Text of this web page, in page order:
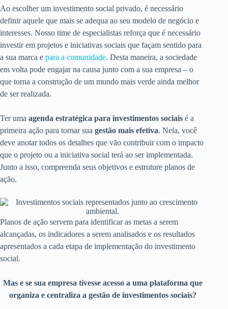
Ao escolher um investimento social privado, é necessário
definir aquele que mais se adequa ao seu modelo de negócio e
interesses. Nosso time de especialistas reforça que é necessário
investir em projetos e iniciativas sociais que façam sentido para
a sua marca e para a comunidade. Desta maneira, a sociedade
em volta pode engajar na causa junto com a sua empresa – o
que torna a construção de um mundo mais verde ainda melhor
de ser realizada.
Ter uma agenda estratégica para investimentos sociais é a
primeira ação para tornar sua gestão mais efetiva. Nela, você
deve anotar todos os detalhes que vão contribuir com o impacto
que o projeto ou a iniciativa social terá ao ser implementada.
Junto a isso, compreenda seus objetivos e estruture planos de
ação.
Planos de ação servem para identificar as metas a serem
alcançadas, os indicadores a serem analisados e os resultados
apresentados a cada etapa de implementação do investimento
social.
Mas e se sua empresa tivesse acesso a uma plataforma que
organiza e centraliza a gestão de investimentos sociais?